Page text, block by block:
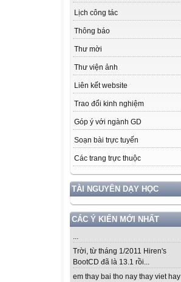
Lịch công tác
Thông báo
Thư mời
Thư viện ảnh
Liên kết website
Trao đổi kinh nghiệm
Góp ý với ngành GD
Soạn bài trực tuyến
Các trang trực thuộc
TÀI NGUYÊN DẠY HỌC
CÁC Ý KIẾN MỚI NHẤT
...
Trời, từ tháng 1/2011 Hiren's
BootCD đã là 13.1 rồi...
em thay bai tho nay thay viet hay